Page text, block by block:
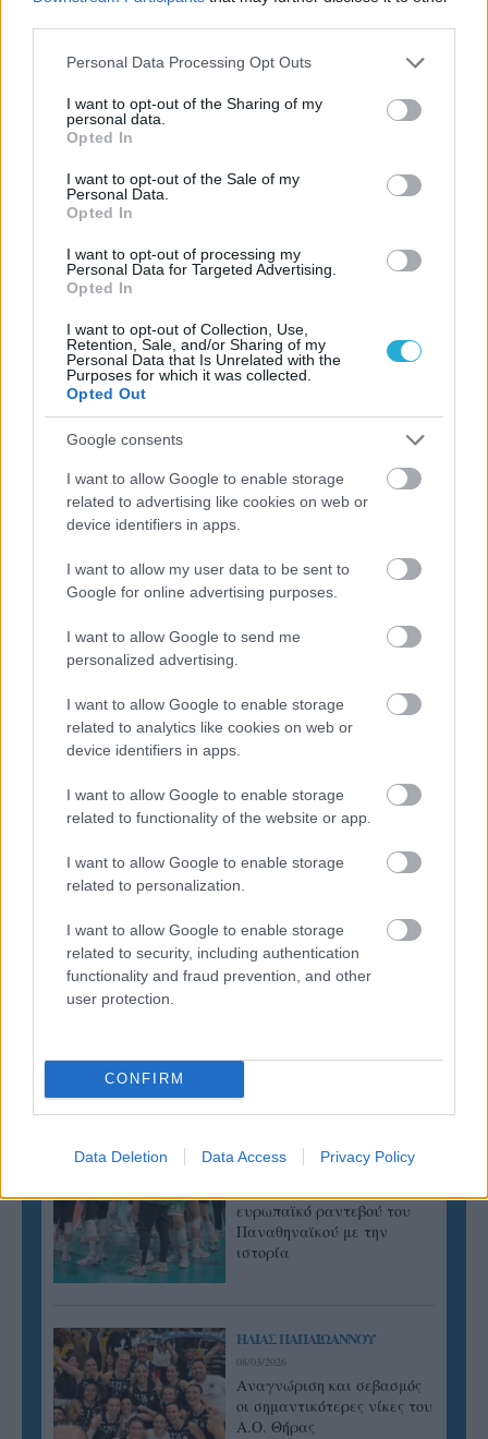
Please note that this website/app uses one or more Google
not limited to your visit or usage behaviour. You may click to
grant or deny consent to Google and its third-party tags to
use your data for below specified purposes in below Google
consent section.
Personal Data Processing Opt Outs
I want to opt-out of the Sharing of my
personal data.
Opted In
I want to opt-out of the Sale of my
Personal Data.
Opted In
I want to opt-out of processing my
Personal Data for Targeted Advertising.
Opted In
I want to opt-out of Collection, Use,
Retention, Sale, and/or Sharing of my
Personal Data that Is Unrelated with the
Purposes for which it was collected.
Opted Out
Google consents
I want to allow Google to enable storage
related to advertising like cookies on web or
device identifiers in apps.
I want to allow my user data to be sent to
Google for online advertising purposes.
I want to allow Google to send me
personalized advertising.
I want to allow Google to enable storage
related to analytics like cookies on web or
device identifiers in apps.
I want to allow Google to enable storage
related to functionality of the website or app.
I want to allow Google to enable storage
related to personalization.
I want to allow Google to enable storage
related to security, including authentication
functionality and fraud prevention, and other
user protection.
CONFIRM
Data Deletion Data Access Privacy Policy
ΡΟΗ ΕΙΔΗΣΕΩΝ
Η FIVB σχεδιάζει να διοργανώσει το Παγκόσμιο
Πρωτάθλημα τον Δεκέμβριο – Αντιδρούν οι σύλλογοι
06/08/2026
Έτοιμη για… υψηλές πτήσεις η Μπενφίκα του Ψάρρα
05/08/2026
Ουρμπίνο
05/08/2026
Προς στρατηγική συνεργασία ΠΑΣΑΠΠ και
05/08/2026
εδάφους με Σουηδία
05/08/2026
Η Καλαπόδα, «μία φίλη απ’ τα παλιά», ορθώνει το
ανάστημά της ξανά στη Σαντορίνη
ΠΕΝΥ ΡΟΝΤΟΓΙΑΝΝΗ
Από την Περούτζια του 2000
ευρωπαϊκό ραντεβού του
Παναθηναϊκού με την
ιστορία
ΗΛΙΑΣ ΠΑΠΑΪΩΑΝΝΟΥ
08/03/2026
Αναγνώριση και σεβασμός
οι σημαντικότερες νίκες του
Α.Ο. Θήρας